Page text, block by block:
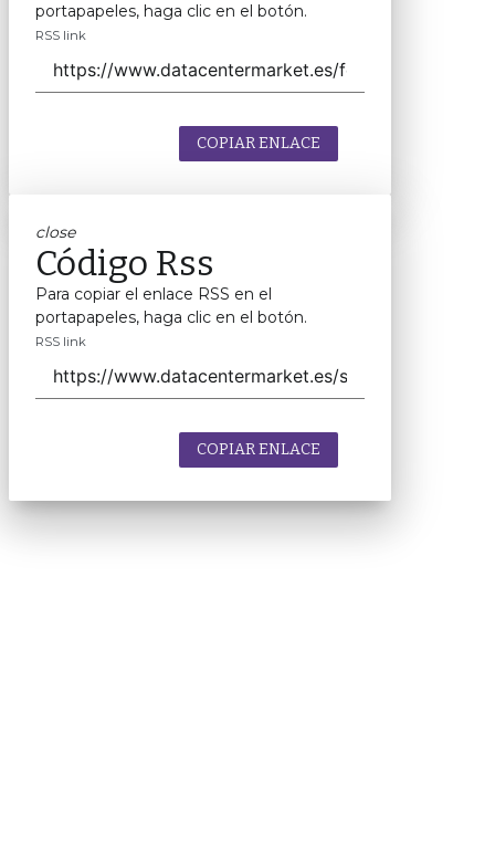
portapapeles, haga clic en el botón.
RSS link
COPIAR ENLACE
close
Código Rss
Para copiar el enlace RSS en el
portapapeles, haga clic en el botón.
RSS link
COPIAR ENLACE